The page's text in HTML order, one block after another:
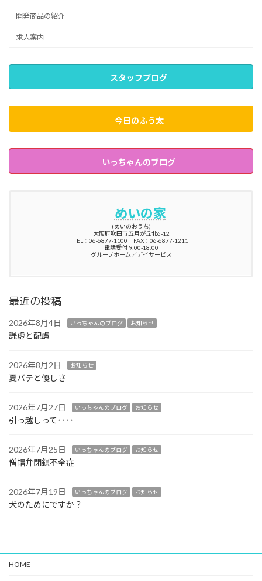
開発商品の紹介
求人案内
スタッフブログ
今日のふう太
いっちゃんのブログ
めいの家
(めいのおうち)
大阪府吹田市五月が丘北6-12
TEL：06-6877-1100 FAX：06-6877-1211
電話受付 9:00-18:00
グループホーム／デイサービス
最近の投稿
2026年8月4日 いっちゃんのブログ お知らせ
謙虚と配慮
2026年8月2日 お知らせ
夏バテと優しさ
2026年7月27日 いっちゃんのブログ お知らせ
引っ越しって‥‥
2026年7月25日 いっちゃんのブログ お知らせ
僧帽弁閉鎖不全症
2026年7月19日 いっちゃんのブログ お知らせ
犬のためにですか？
HOME